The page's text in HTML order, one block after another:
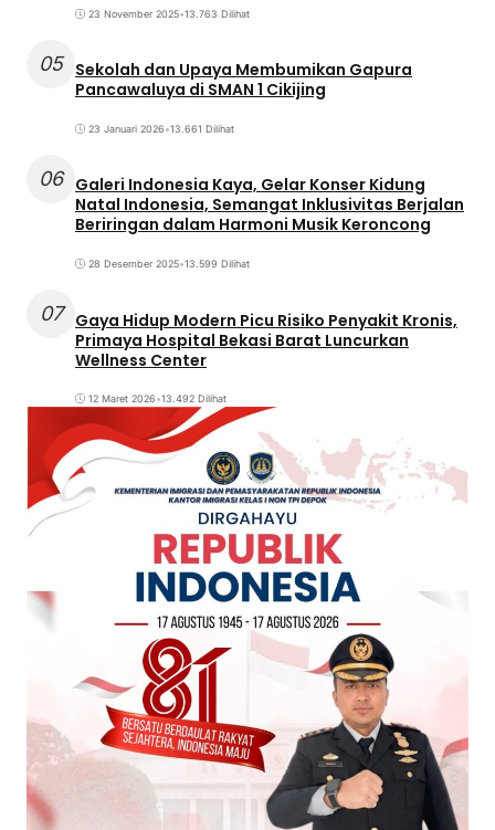
23 November 2025•13.763 Dilihat
05 Sekolah dan Upaya Membumikan Gapura
Pancawaluya di SMAN 1 Cikijing
23 Januari 2026•13.661 Dilihat
06 Galeri Indonesia Kaya, Gelar Konser Kidung
Natal Indonesia, Semangat Inklusivitas Berjalan
Beriringan dalam Harmoni Musik Keroncong
28 Desember 2025•13.599 Dilihat
07
Gaya Hidup Modern Picu Risiko Penyakit Kronis,
Primaya Hospital Bekasi Barat Luncurkan
Wellness Center
12 Maret 2026•13.492 Dilihat